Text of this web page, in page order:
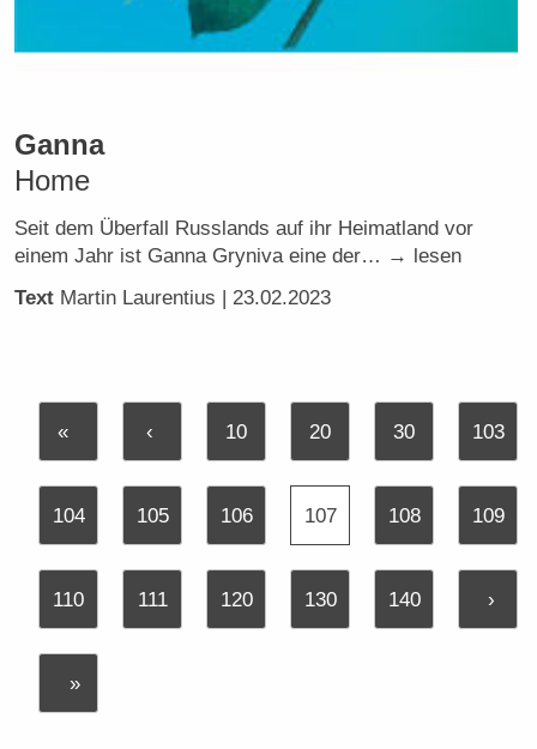
Ganna
Home
Seit dem Überfall Russlands auf ihr Heimatland vor
einem Jahr ist Ganna Gryniva eine der… → lesen
Text Martin Laurentius | 23.02.2023
« ‹ 10 20 30 103
104 105 106 107 108 109
110 111 120 130 140 ›
»